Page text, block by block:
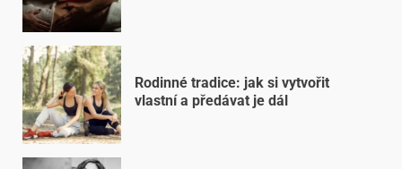
Rodinné tradice: jak si vytvořit
vlastní a předávat je dál